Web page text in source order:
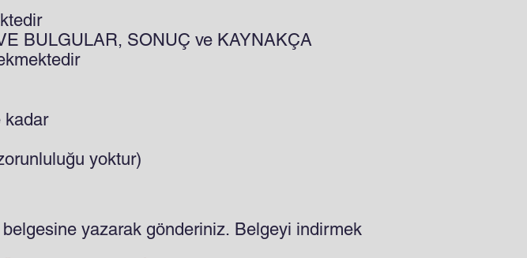
BULGULAR, SONUÇ ve KAYNAKÇA
kadar
yoktur)
yazarak gönderiniz. Belgeyi indirmek